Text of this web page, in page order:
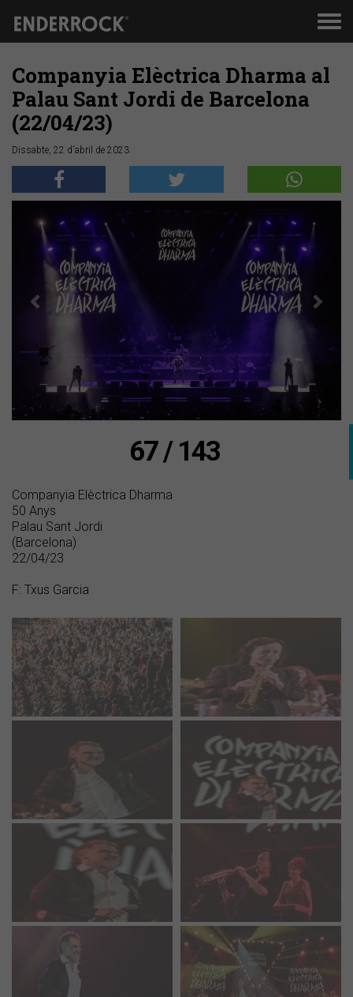
Companyia Elèctrica Dharma al
Palau Sant Jordi de Barcelona
(22/04/23)
Dissabte, 22 d'abril de 2023
Anterior
67 / 143
Companyia Elèctrica Dharma
50 Anys
Palau Sant Jordi
(Barcelona)
22/04/23
F: Txus Garcia